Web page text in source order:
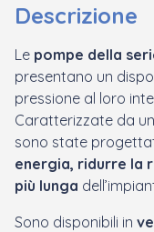
Descrizione
Le pompe della
presentano un
pressione al loro
Caratterizzate da
sono state
energia, ridurre la
più lunga
Sono disponibili in